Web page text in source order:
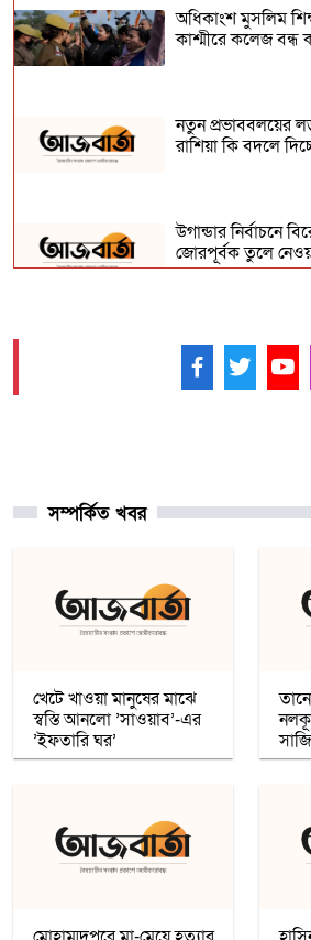
অধিকাংশ মুসলিম
কাশ্মীরে কলেজ
নতুন প্রভাববলয়ের
রাশিয়া কি বদলে
উগান্ডার নির্বাচনে
জোরপূর্বক তুলে
বিহারে সড়ক দুর্ঘটনায়
সাহায্যের বদলে
আলোচনা
সম্পর্কিত খবর
খেটে খাওয়া মানুষের মাঝে
স্বস্তি আনলো ’সাওয়াব’-এর
’ইফতারি ঘর’